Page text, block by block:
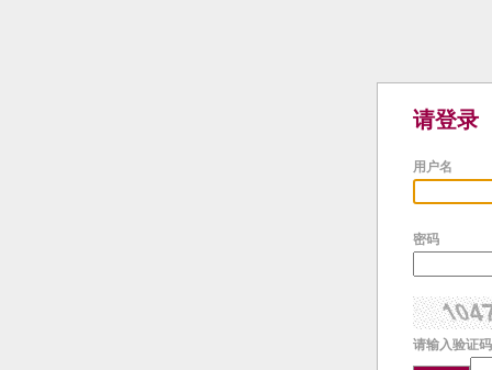
请登录
用户名
密码
请输入验证